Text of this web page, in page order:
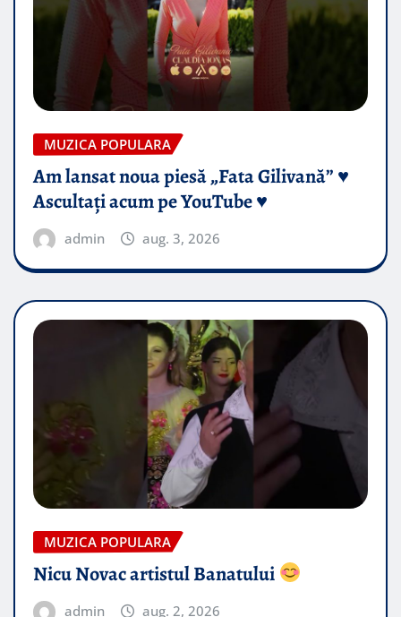
MUZICA POPULARA
Am lansat noua piesă „Fata Gilivană” ♥️
Ascultați acum pe YouTube ♥️
admin aug. 3, 2026
MUZICA POPULARA
Nicu Novac artistul Banatului
admin aug. 2, 2026